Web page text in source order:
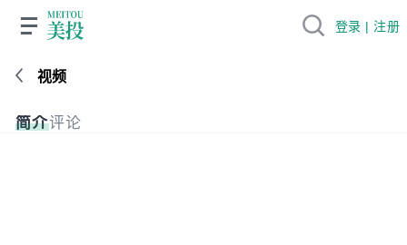
视频
简介评论
登录 | 注册